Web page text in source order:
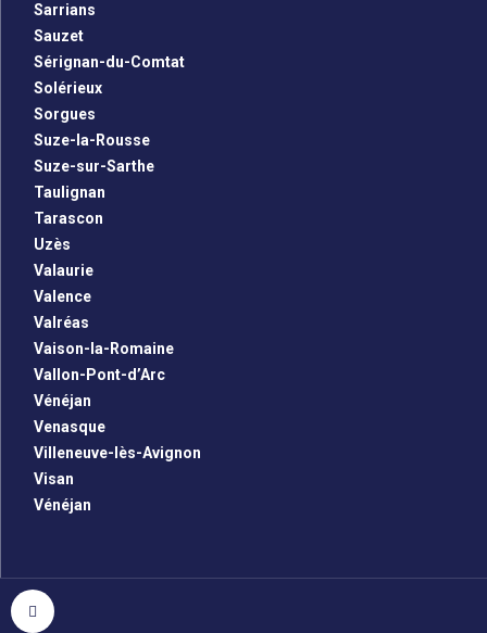
Sarrians
Sauzet
Sérignan-du-Comtat
Solérieux
Sorgues
Suze-la-Rousse
Suze-sur-Sarthe
Taulignan
Tarascon
Uzès
Valaurie
Valence
Valréas
Vaison-la-Romaine
Vallon-Pont-d’Arc
Vénéjan
Venasque
Villeneuve-lès-Avignon
Visan
Vénéjan